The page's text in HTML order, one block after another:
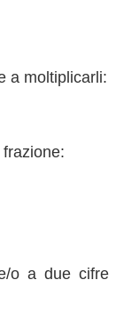
a moltiplicarli:
o a due cifre